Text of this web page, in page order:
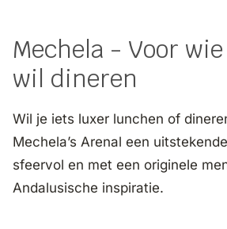
Mechela - Voor
wil dineren
Wil je iets luxer lunchen of
Mechela’s Arenal een
sfeervol en met een originele
Andalusische inspiratie.